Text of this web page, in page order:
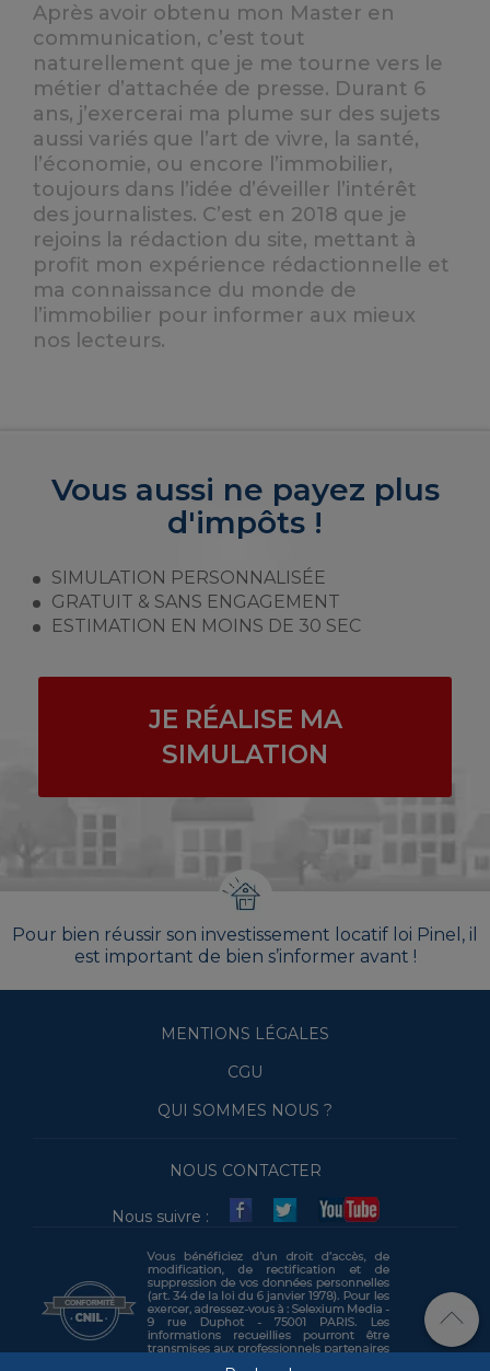
Après avoir obtenu mon Master en
communication, c’est tout
naturellement que je me tourne vers le
métier d’attachée de presse. Durant 6
ans, j’exercerai ma plume sur des sujets
aussi variés que l’art de vivre, la santé,
l’économie, ou encore l’immobilier,
toujours dans l’idée d’éveiller l’intérêt
des journalistes. C’est en 2018 que je
rejoins la rédaction du site, mettant à
profit mon expérience rédactionnelle et
ma connaissance du monde de
l’immobilier pour informer aux mieux
nos lecteurs.
Vous aussi ne payez plus
d'impôts !
SIMULATION PERSONNALISÉE
GRATUIT & SANS ENGAGEMENT
ESTIMATION EN MOINS DE 30 SEC
JE RÉALISE MA
SIMULATION
Pour bien réussir son investissement locatif loi Pinel, il
est important de bien s’informer avant !
MENTIONS LÉGALES
CGU
QUI SOMMES NOUS ?
NOUS CONTACTER
Nous suivre :